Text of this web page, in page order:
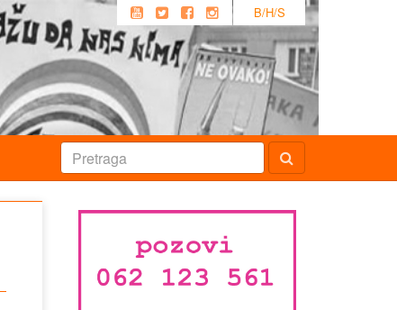
B/H/S